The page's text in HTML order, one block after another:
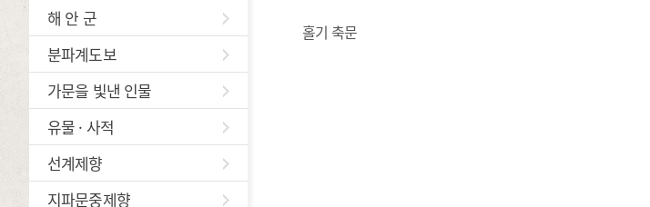
해 안 군
분파계도보
가문을 빛낸 인물
유물 · 사적
선계제향
지파문중제향
홀기 축문